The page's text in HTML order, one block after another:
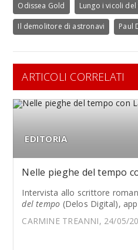
Odissea Gold Lungo i vicoli
Il demolitore di astronavi Paul
ARTICOLI CORRELATI
EDITORIA
Nelle pieghe del tempo
Intervista allo scrittore
del tempo (Delos Digital),
CARMINE TREANNI, 24/05/